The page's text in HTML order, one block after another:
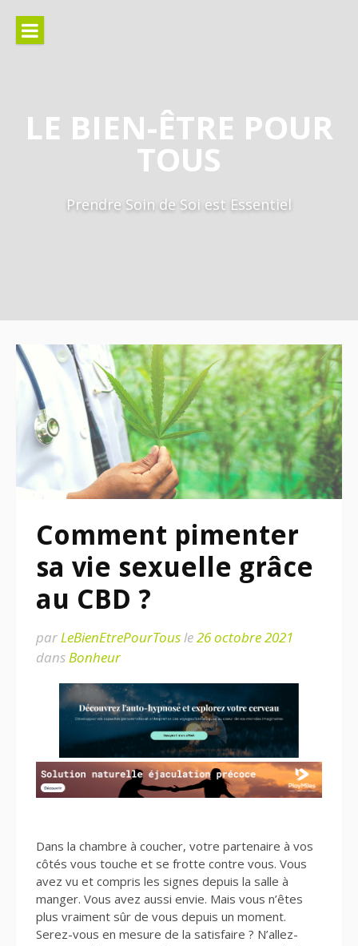
contenu
LE BIEN-ÊTRE POUR
TOUS
Prendre Soin de Soi est Essentiel
Comment pimenter
sa vie sexuelle grâce
au CBD ?
parLeBienEtrePourTousle26 octobre 2021
dansBonheur
Dans la chambre à coucher, votre partenaire à vos
côtés vous touche et se frotte contre vous. Vous
avez vu et compris les signes depuis la salle à
manger. Vous avez aussi envie. Mais vous n’êtes
plus vraiment sûr de vous depuis un moment.
Serez-vous en mesure de la satisfaire ? N’allez-